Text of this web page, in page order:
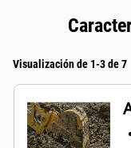
Visualización de 1-3 de 7